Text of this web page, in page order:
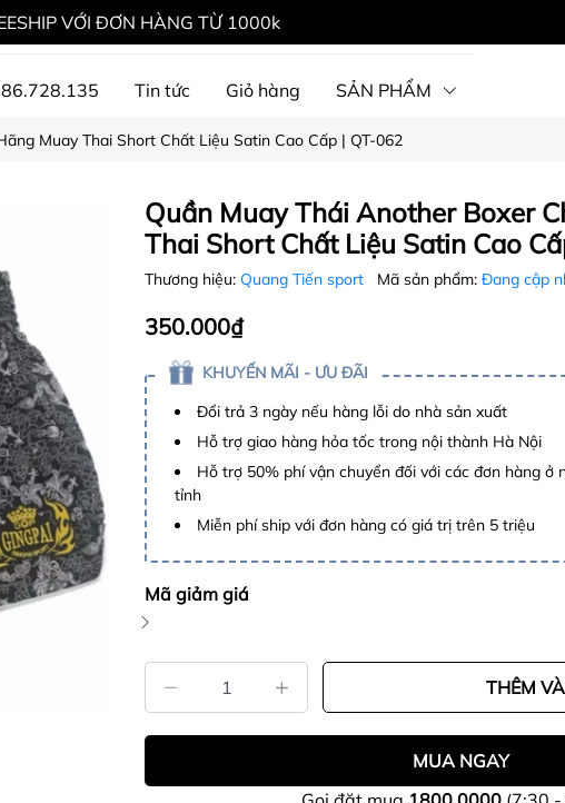
VỚI ĐƠN HÀNG TỪ 1000k
Tin tức Giỏ hàng SẢN PHẨM
Muay Thai Short Chất Liệu Satin Cao Cấp | QT-062
Quần Muay Thái Another Boxer
Thai Short Chất Liệu Satin Cao
Thương hiệu: Quang Tiến sport Mã sản phẩm: Đang cập
350.000₫
KHUYẾN MÃI - ƯU ĐÃI
Đổi trả 3 ngày nếu hàng lỗi do nhà sản xuất
Hỗ trợ giao hàng hỏa tốc trong nội thành Hà Nội
Hỗ trợ 50% phí vận chuyển đối với các đơn hàng ở
tỉnh
Miễn phí ship với đơn hàng có giá trị trên 5 triệu
Mã giảm giá
THÊM
MUA NGAY